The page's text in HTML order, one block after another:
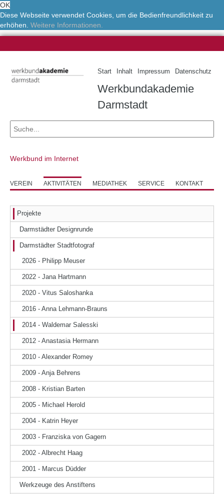
OK
Diese Webseite verwendet Cookies, um die Bedienfreundlichkeit zu
erhöhen. Weitere Informationen.
Start Inhalt Impressum Datenschutz
Werkbundakademie
Darmstadt
Werkbund im Internet
VEREIN AKTIVITÄTEN MEDIATHEK SERVICE KONTAKT
Projekte
Darmstädter Designrunde
Darmstädter Stadtfotograf
2026 - Philipp Meuser
2022 - Jana Hartmann
2020 - Vitus Saloshanka
2016 - Anna Lehmann-Brauns
2014 - Waldemar Salesski
2012 - Anastasia Hermann
2010 - Alexander Romey
2009 - Anja Behrens
2008 - Kristian Barten
2005 - Michael Herold
2004 - Katrin Heyer
2003 - Franziska von Gagern
2002 - Albrecht Haag
2001 - Marcus Düdder
Werkzeuge des Anstiftens